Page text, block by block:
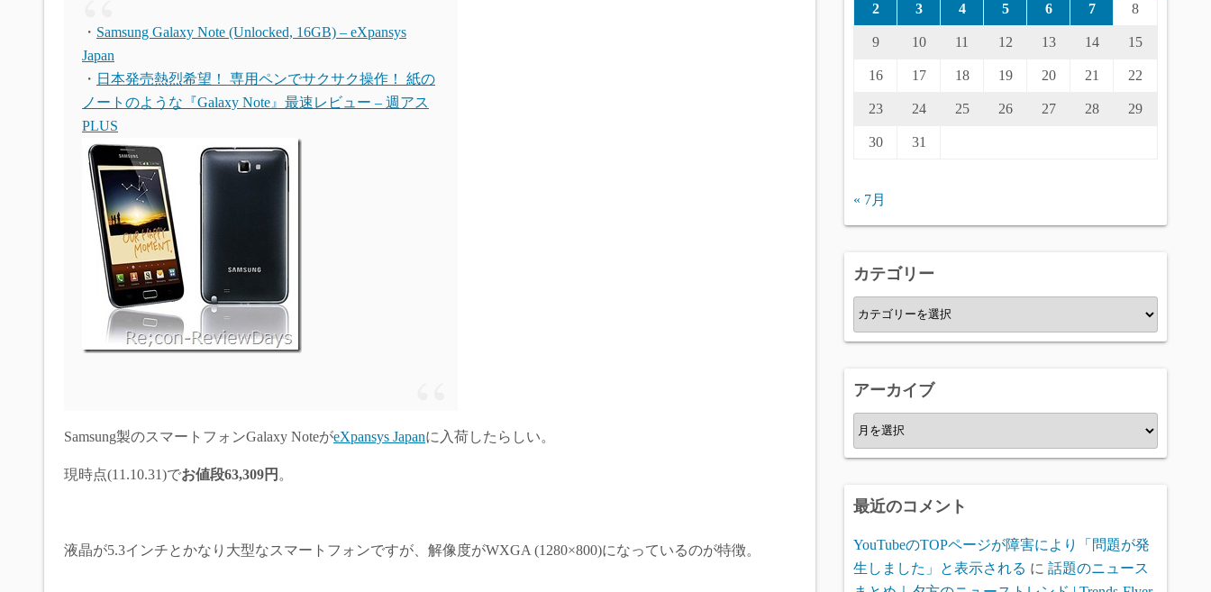
y
do
・ Samsung Galaxy Note (Unlocked, 16GB) – eXpansys
Japan
・ 日本発売熱烈希望！ 専用ペンでサクサク操作！ 紙の
ノートのような『Galaxy Note』最速レビュー – 週アス
PLUS
Samsung製のスマートフォンGalaxy NoteがeXpansys Japanに入荷したらしい。
現時点(11.10.31)でお値段63,309円 。
液晶が5.3インチとかなり大型なスマートフォンですが、解像度がWXGA (1280×800)になっているのが特徴。
2 3 4 5 6 7 8
9 10 11 12 13 14 15
16 17 18 19 20 21 22
23 24 25 26 27 28 29
30 31
« 7月
カテゴリー
カ
テ
ー
アーカイブ
ア
ー
ブ
最近のコメント
YouTubeのTOPページが障害により「問題が発
生しました」と表示される に 話題のニュース